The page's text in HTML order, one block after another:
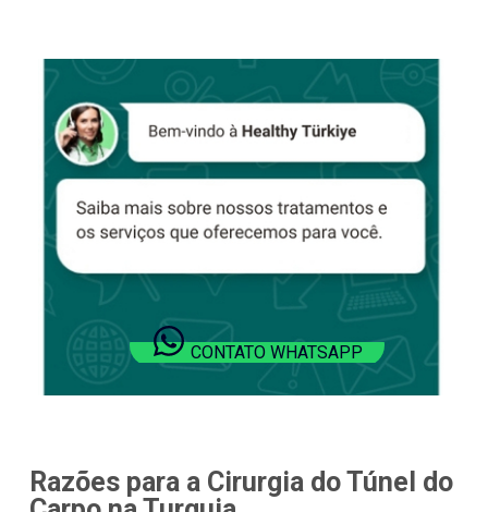
CONTATO WHATSAPP
Razões para a Cirurgia do Túnel do